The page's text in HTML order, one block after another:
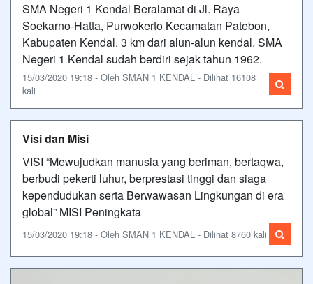
SMA Negeri 1 Kendal Beralamat di Jl. Raya
Soekarno-Hatta, Purwokerto Kecamatan Patebon,
Kabupaten Kendal. 3 km dari alun-alun kendal. SMA
Negeri 1 Kendal sudah berdiri sejak tahun 1962.
15/03/2020 19:18 - Oleh SMAN 1 KENDAL - Dilihat 16108
kali
Visi dan Misi
VISI “Mewujudkan manusia yang beriman, bertaqwa,
berbudi pekerti luhur, berprestasi tinggi dan siaga
kependudukan serta Berwawasan Lingkungan di era
global” MISI Peningkata
15/03/2020 19:18 - Oleh SMAN 1 KENDAL - Dilihat 8760 kali